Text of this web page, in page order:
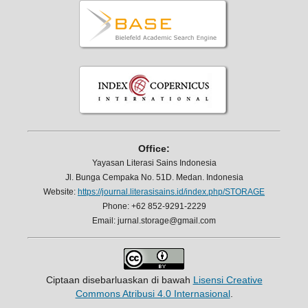
Office:
Yayasan Literasi Sains Indonesia
Jl. Bunga Cempaka No. 51D. Medan. Indonesia
Website: https://journal.literasisains.id/index.php/STORAGE
Phone: +62 852-9291-2229
Email: jurnal.storage@gmail.com
Ciptaan disebarluaskan di bawah Lisensi Creative
Commons Atribusi 4.0 Internasional.